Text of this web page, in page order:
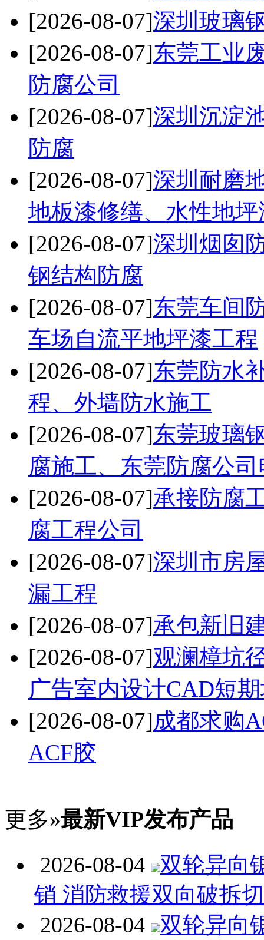
[2026-08-07]深圳玻璃
[2026-08-07]东莞工业
防腐公司
[2026-08-07]深圳沉淀
防腐
[2026-08-07]深圳耐磨
地板漆修缮、水性地
[2026-08-07]深圳烟囱
钢结构防腐
[2026-08-07]东莞车间
车场自流平地坪漆工程
[2026-08-07]东莞防水
程、外墙防水施工
[2026-08-07]东莞玻璃
腐施工、东莞防腐公
[2026-08-07]承接防腐
腐工程公司
[2026-08-07]深圳市房
漏工程
[2026-08-07]承包新旧
[2026-08-07]观澜樟坑
广告室内设计CAD短
[2026-08-07]成都求购
ACF胶
更多»最新VIP发布产品
2026-08-04
双轮异向
销 消防救援双向破拆
2026-08-04
双轮异向